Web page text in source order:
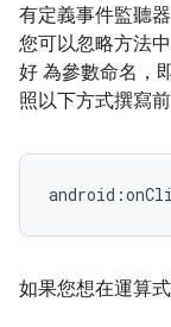
有定義事件監聽
您可以忽略方法
好 為參數命名，
照以下方式撰寫
如果您想在運算